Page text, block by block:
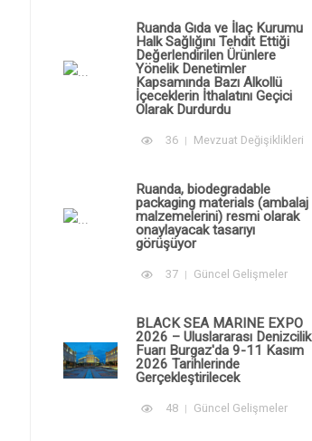
Ruanda Gıda ve İlaç Kurumu
Halk Sağlığını Tehdit Ettiği
Değerlendirilen Ürünlere
Yönelik Denetimler
Kapsamında Bazı Alkollü
İçeceklerin İthalatını Geçici
Olarak Durdurdu
36 Mevzuat Değişiklikleri
Ruanda, biodegradable
packaging materials (ambalaj
malzemelerini) resmi olarak
onaylayacak tasarıyı
görüşüyor
37 Güncel Gelişmeler
BLACK SEA MARINE EXPO
2026 – Uluslararası Denizcilik
Fuarı Burgaz'da 9-11 Kasım
2026 Tarihlerinde
Gerçekleştirilecek
48 Güncel Gelişmeler